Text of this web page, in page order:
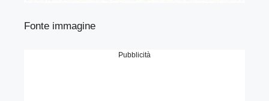
Fonte immagine
Pubblicità